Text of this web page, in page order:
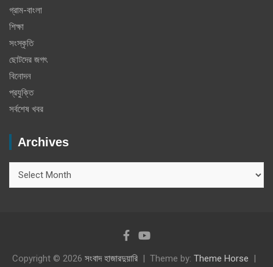
গ্রাম-বাংলা
শিক্ষা
সংস্কৃতি
ছোটদের জগৎ
বিনোদন
প্রযুক্তি
সর্বশেষ খবর
Archives
Copyright © 2026 সংবাদ হাজারদুয়ারি Theme by: Theme Horse